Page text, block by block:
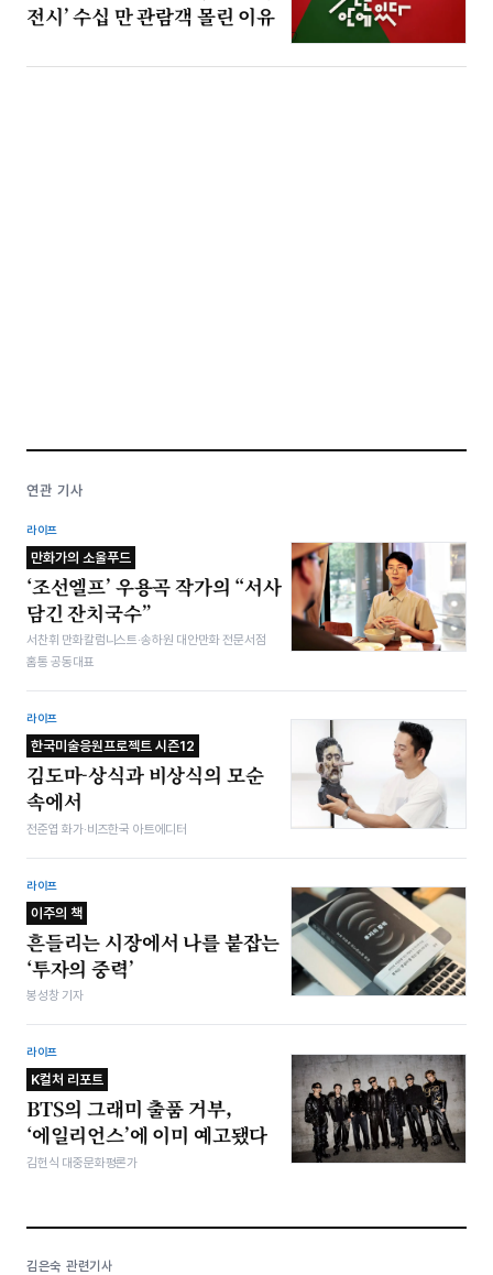
전시’ 수십 만 관람객 몰린 이유
연관 기사
라이프
만화가의 소울푸드
‘조선엘프’ 우용곡 작가의 “서사
담긴 잔치국수”
서찬휘 만화칼럼니스트·송하원 대안만화 전문서점
홈통 공동대표
라이프
한국미술응원프로젝트 시즌12
김도마-상식과 비상식의 모순
속에서
전준엽 화가·비즈한국 아트에디터
라이프
이주의 책
흔들리는 시장에서 나를 붙잡는
‘투자의 중력’
봉성창 기자
라이프
K컬처 리포트
BTS의 그래미 출품 거부,
‘에일리언스’에 이미 예고됐다
김헌식 대중문화평론가
김은숙 관련기사